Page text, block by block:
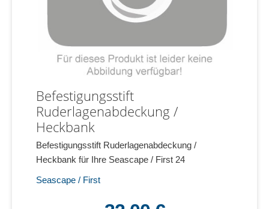
Befestigungsstift
Ruderlagenabdeckung /
Heckbank
Befestigungsstift Ruderlagenabdeckung /
Heckbank für Ihre Seascape / First 24
Seascape / First